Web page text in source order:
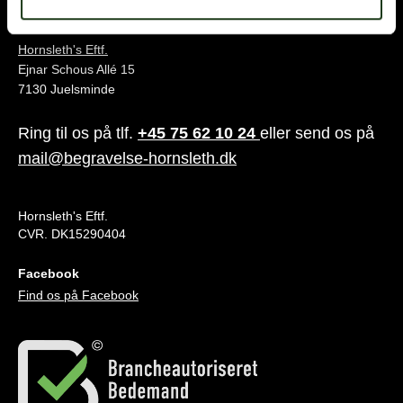
Hornsleth's Eftf.
Ejnar Schous Allé 15
7130 Juelsminde
Ring til os på tlf. +45 75 62 10 24 eller send os på
mail@begravelse-hornsleth.dk
Hornsleth's Eftf.
CVR. DK15290404
Facebook
Find os på Facebook